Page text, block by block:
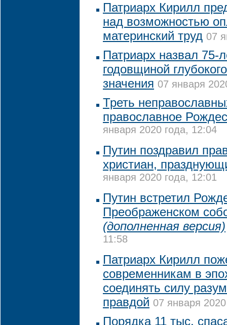
Патриарх Кирилл
над возможностью
материнский труд 07
Патриарх назвал 75-
годовщиной
значения 07 января
Треть
православное
января 2020 года, 12:04
Путин поздравил
христиан,
января 2020 года, 12:01
Путин встретил
Преображенском
(дополненная версия)
11:58
Патриарх Кирилл
современникам в
соединять силу
правдой 07 января
Порядка 11 тыс.